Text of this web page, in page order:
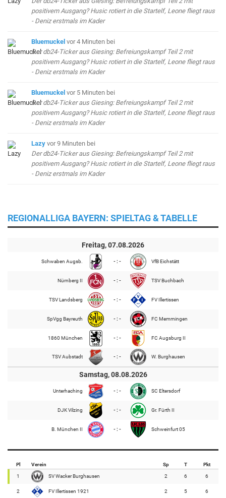
positivem Ausgang? Husic rotiert in die Startelf, Leone fliegt raus
- Deniz erstmals im Kader
Bluemuckel vor 4 Minuten bei
Der db24-Ticker aus Giesing: Befreiungskampf Teil 2 mit
positivem Ausgang? Husic rotiert in die Startelf, Leone fliegt raus
- Deniz erstmals im Kader
Bluemuckel vor 5 Minuten bei
Der db24-Ticker aus Giesing: Befreiungskampf Teil 2 mit
positivem Ausgang? Husic rotiert in die Startelf, Leone fliegt raus
- Deniz erstmals im Kader
Lazy vor 9 Minuten bei
Der db24-Ticker aus Giesing: Befreiungskampf Teil 2 mit
positivem Ausgang? Husic rotiert in die Startelf, Leone fliegt raus
- Deniz erstmals im Kader
REGIONALLIGA BAYERN: SPIELTAG & TABELLE
Freitag, 07.08.2026
Schwaben Augsb. - : - VfB Eichstätt
Nürnberg II - : - TSV Buchbach
TSV Landsberg - : - FV Illertissen
SpVgg Bayreuth - : - FC Memmingen
1860 München - : - FC Augsburg II
TSV Aubstadt - : - W. Burghausen
Samstag, 08.08.2026
Unterhaching - : - SC Eltersdorf
DJK Vilzing - : - Gr. Fürth II
B. München II - : - Schweinfurt 05
Pl Verein Sp T Pkt
1 SV Wacker Burghausen 2 6 6
2 FV Illertissen 1921 2 5 6